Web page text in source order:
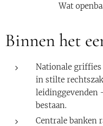
Wat
Binnen het
Nationale
in stilte
leidinggevenden
bestaan.
Centrale banken